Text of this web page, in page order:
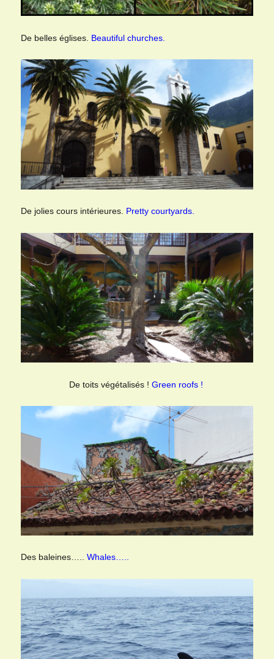
De belles églises. Beautiful churches.
De jolies cours intérieures. Pretty courtyards.
De toits végétalisés ! Green roofs !
Des baleines…..Whales…..